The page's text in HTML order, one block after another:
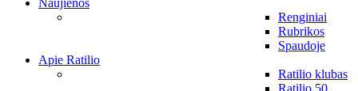
Naujienos
Renginiai
Rubrikos
Spaudoje
Apie Ratilio
Ratilio klubas
Ratilio 50